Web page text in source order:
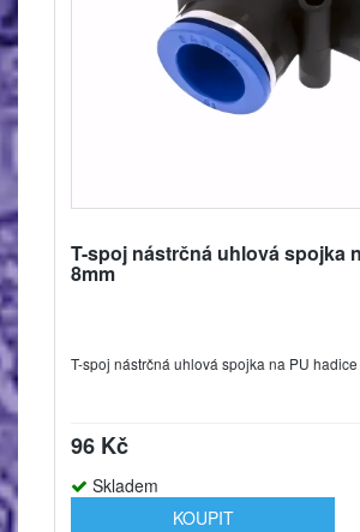
T-spoj nástrčná uhlová spojka
8mm
T-spoj nástrčná uhlová spojka na PU hadice
96 Kč
Skladem
KOUPIT